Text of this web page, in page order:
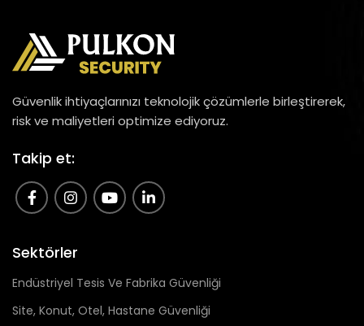
Güvenlik ihtiyaçlarınızı teknolojik çözümlerle birleştirerek,
risk ve maliyetleri optimize ediyoruz.
Takip et:
Sektörler
Endüstriyel Tesis Ve Fabrika Güvenliği
Site, Konut, Otel, Hastane Güvenliği